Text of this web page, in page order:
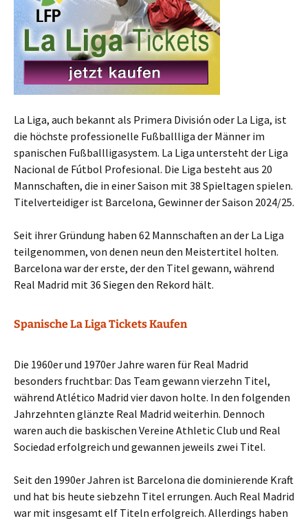
La Liga, auch bekannt als Primera División oder La Liga, ist
die höchste professionelle Fußballliga der Männer im
spanischen Fußballligasystem. La Liga untersteht der Liga
Nacional de Fútbol Profesional. Die Liga besteht aus 20
Mannschaften, die in einer Saison mit 38 Spieltagen spielen.
Titelverteidiger ist Barcelona, Gewinner der Saison 2024/25.
Seit ihrer Gründung haben 62 Mannschaften an der La Liga
teilgenommen, von denen neun den Meistertitel holten.
Barcelona war der erste, der den Titel gewann, während
Real Madrid mit 36 Siegen den Rekord hält.
Spanische La Liga Tickets Kaufen
Die 1960er und 1970er Jahre waren für Real Madrid
besonders fruchtbar: Das Team gewann vierzehn Titel,
während Atlético Madrid vier davon holte. In den folgenden
Jahrzehnten glänzte Real Madrid weiterhin. Dennoch
waren auch die baskischen Vereine Athletic Club und Real
Sociedad erfolgreich und gewannen jeweils zwei Titel.
Seit den 1990er Jahren ist Barcelona die dominierende Kraft
und hat bis heute siebzehn Titel errungen. Auch Real Madrid
war mit insgesamt elf Titeln erfolgreich. Allerdings haben